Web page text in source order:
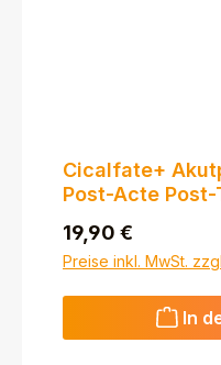
Cicalfate+
Post-Acte
Regulärer Preis:
19,90 €
Preise inkl. MwSt.
In